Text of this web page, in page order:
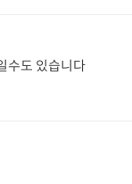
수도 있습니다